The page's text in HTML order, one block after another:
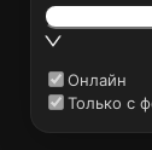
Онлайн
Только с